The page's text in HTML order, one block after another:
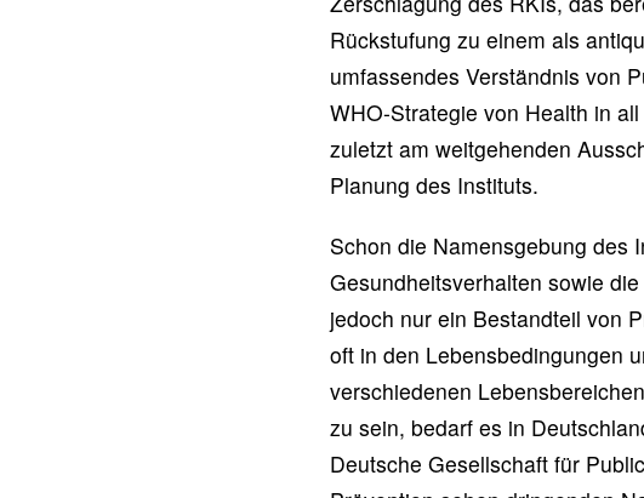
Rückstufung zu einem als
umfassendes Verständnis von
WHO-Strategie von Health in
zuletzt am weitgehenden
Planung des Instituts.
Schon die Namensgebung des
Gesundheitsverhalten sowie
jedoch nur ein Bestandteil von
oft in den Lebensbedingungen
verschiedenen
zu sein, bedarf es in
Deutsche Gesellschaft für